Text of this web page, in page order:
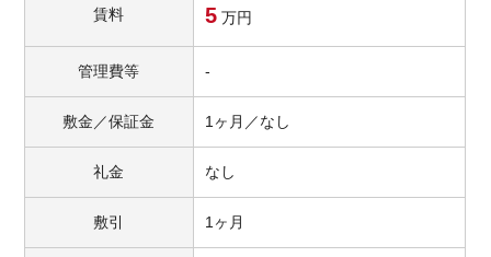
賃料 5 万円
管理費等 -
敷金／保証金 1ヶ月／なし
礼金 なし
敷引 1ヶ月